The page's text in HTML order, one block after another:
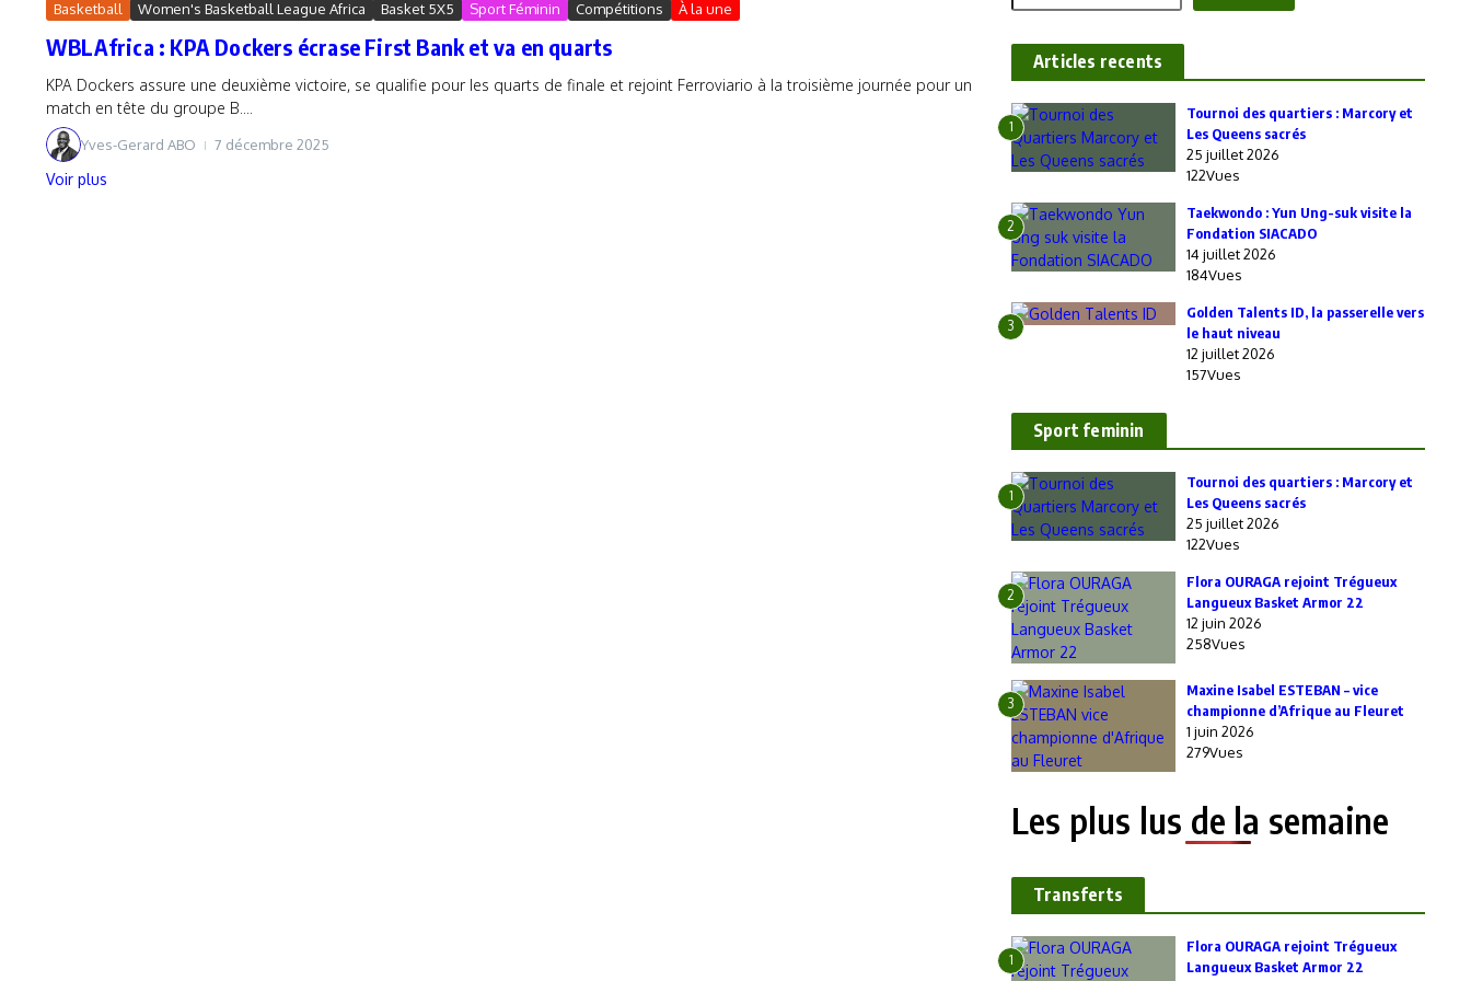
Basketball Women's Basketball League Africa Basket 5X5 Sport Féminin Compétitions À la une
WBLAfrica : KPA Dockers écrase First Bank et va en quarts
KPA Dockers assure une deuxième victoire, se qualifie pour les quarts de finale et rejoint Ferroviario à la troisième journée pour un
match en tête du groupe B....
Yves-Gerard ABO 7 décembre 2025
Voir plus
Articles recents
1
‎Tournoi des quartiers : Marcory et
Les Queens sacrés
25 juillet 2026
122Vues
2
Taekwondo : Yun Ung-suk visite la
Fondation SIACADO
14 juillet 2026
184Vues
3
Golden Talents ID, la passerelle vers
le haut niveau
12 juillet 2026
157Vues
Sport feminin
1
‎Tournoi des quartiers : Marcory et
Les Queens sacrés
25 juillet 2026
122Vues
2
Flora OURAGA rejoint Trégueux
Langueux Basket Armor 22
12 juin 2026
258Vues
3
Maxine Isabel ESTEBAN – vice
championne d’Afrique au Fleuret
1 juin 2026
279Vues
Les plus lus de la semaine
Transferts
1
Flora OURAGA rejoint Trégueux
Langueux Basket Armor 22